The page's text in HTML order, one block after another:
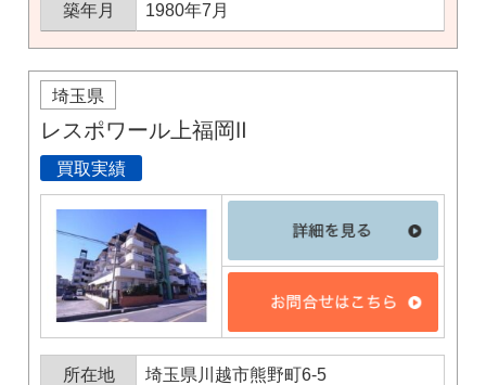
築年月 1980年7月
埼玉県
レスポワール上福岡Ⅱ
買取実績
所在地 埼玉県川越市熊野町6-5